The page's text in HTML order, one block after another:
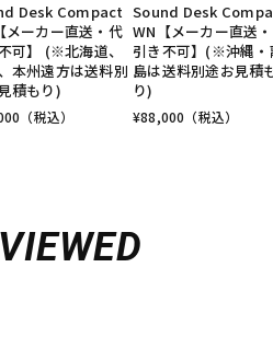
Desk Compact
メーカー直送・代
可】 (※北海道、
本州遠方は送料別
積もり)
（税込）
Sound Desk
WN【メーカー直送
引き不可】(※沖縄・
島は送料別途お見積
り)
¥88,000 （税込）